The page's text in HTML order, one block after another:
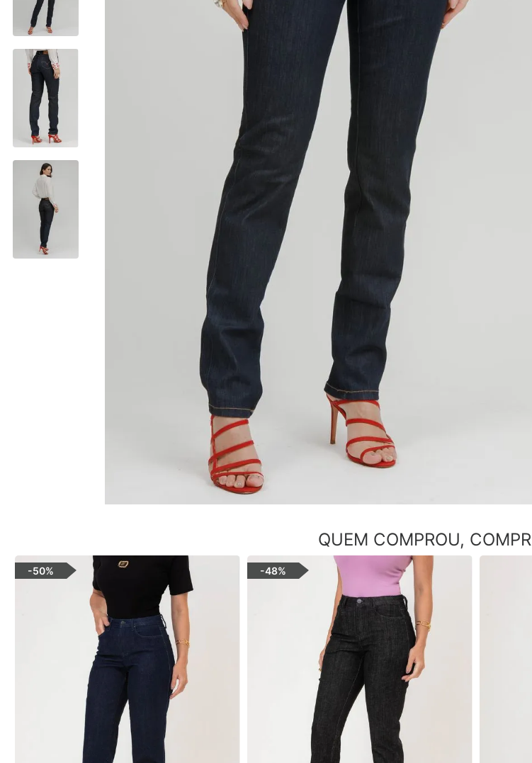
QUEM COMPROU,
-50% -48%